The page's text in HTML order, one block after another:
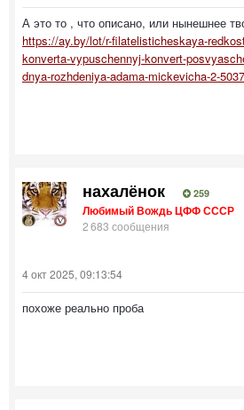
А это то , что описано, или нынешнее
https://ay.by/lot/r-filatelisticheskaya-
konverta-vypuschennyj-konvert-
dnya-rozhdeniya-adama-mickevicha-2-
нахалёнок 259
Любимый Вождь ЦФФ СССР
2 683 сообщения
4 окт 2025, 09:13:54
похоже реально проба